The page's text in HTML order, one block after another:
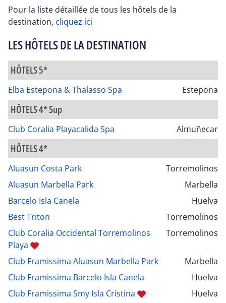
Pour la liste détaillée de tous les hôtels de la
destination, cliquez ici
LES HÔTELS DE LA DESTINATION
HÔTELS 5*
Elba Estepona & Thalasso Spa Estepona
HÔTELS 4* Sup
Club Coralia Playacalida Spa Almuñecar
HÔTELS 4*
Aluasun Costa Park
Torremolinos
Aluasun Marbella Park
Marbella
Barcelo Isla Canela
Huelva
Best Triton
Torremolinos
Club Coralia Occidental Torremolinos
Playa
Torremolinos
Club Framissima Aluasun Marbella Park
Marbella
Club Framissima Barcelo Isla Canela
Huelva
Club Framissima Smy Isla Cristina
Huelva